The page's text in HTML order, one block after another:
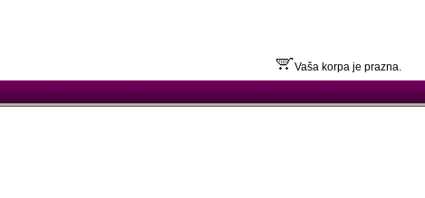
Vaša korpa je prazna.